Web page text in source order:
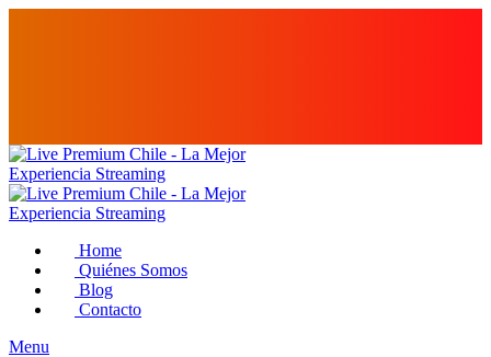
Home
Quiénes Somos
Blog
Contacto
Menu